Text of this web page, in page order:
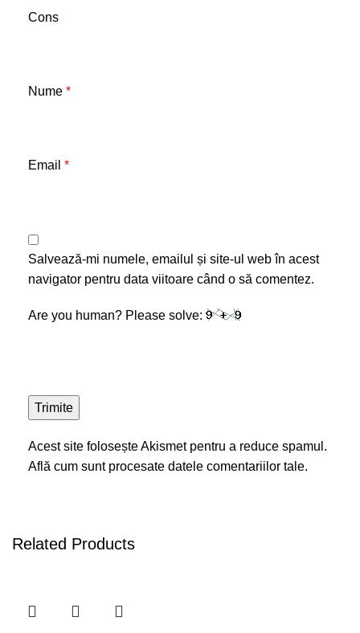
Cons
Nume *
Email *
Salvează-mi numele, emailul și site-ul web în acest
navigator pentru data viitoare când o să comentez.
Are you human? Please solve:
Acest site folosește Akismet pentru a reduce spamul.
Află cum sunt procesate datele comentariilor tale.
Related Products